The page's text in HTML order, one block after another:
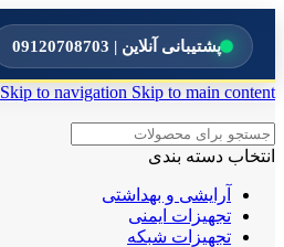
پشتیبانی آنلاین | 09120708703
Skip to navigation Skip to main content
انتخاب دسته بندی
آرایشی و بهداشتی
تجهیزات ایمنی
تجهیزات شبکه